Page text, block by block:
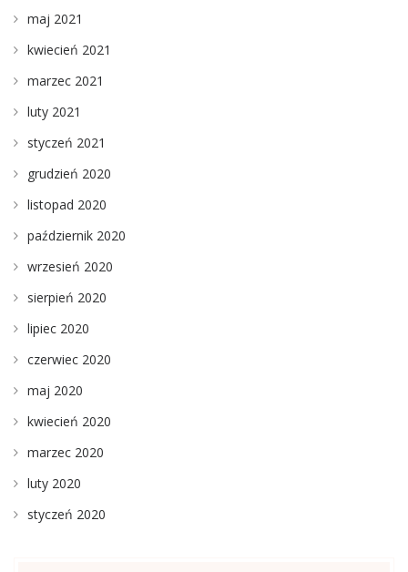
maj 2021
kwiecień 2021
marzec 2021
luty 2021
styczeń 2021
grudzień 2020
listopad 2020
październik 2020
wrzesień 2020
sierpień 2020
lipiec 2020
czerwiec 2020
maj 2020
kwiecień 2020
marzec 2020
luty 2020
styczeń 2020